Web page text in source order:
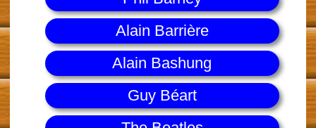
Alain Barrière
Alain Bashung
Guy Béart